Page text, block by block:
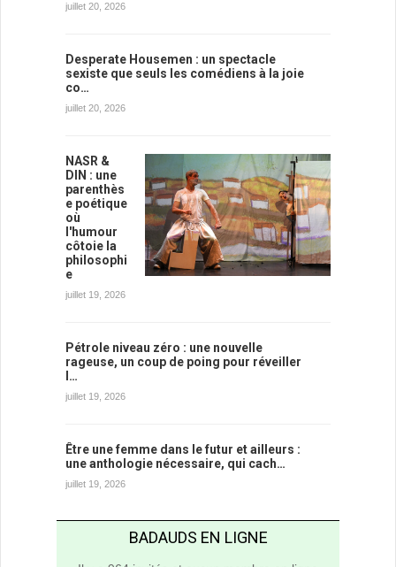
juillet 20, 2026
Desperate Housemen : un spectacle
sexiste que seuls les comédiens à la joie
co…
juillet 20, 2026
NASR &
DIN : une
parenthès
e poétique
où
l'humour
côtoie la
philosophi
e
juillet 19, 2026
Pétrole niveau zéro : une nouvelle
rageuse, un coup de poing pour réveiller
l…
juillet 19, 2026
Être une femme dans le futur et ailleurs :
une anthologie nécessaire, qui cach…
juillet 19, 2026
BADAUDS EN LIGNE